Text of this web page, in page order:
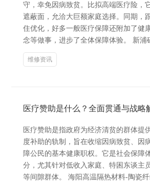
守，幸免因病致贫。比拟高端医疗险，
遮蔽面，允洽大巨额家庭选择。同期，
住优化，好多一般医疗保障还附加了健
念等做事，进步了全体保障体验。 新浦
维修资讯
医疗赞助是什么？全面贯通与战略
医疗赞助是指政府为经济清贫的群体提
度补助的轨制，旨在收缩因病致贫、因
障公民的基本健康职权。它是社会保障
分，尤其针对低收入家庭、特困东谈主
等间隙群体。 海阳高温隔热材料-陶瓷